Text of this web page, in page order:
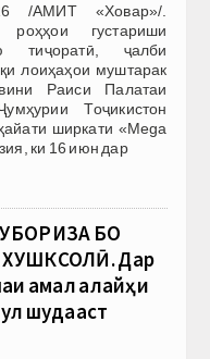
/АМИТ «Ховар»/.
густариши
тиҷоратӣ, ҷалби
лоиҳаҳои муштарак
Раиси Палатаи
Тоҷикистон
ширкати «Mega
ки 16 июн дар
БО
Дар
амал алайҳи
шудааст